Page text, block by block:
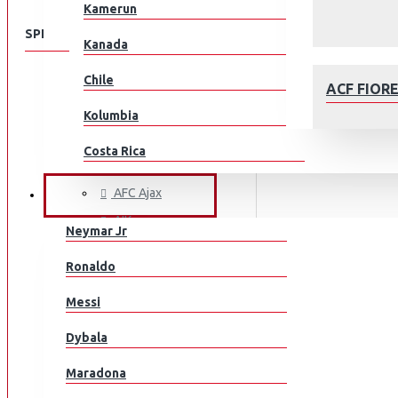
ACF
Kamerun
Kanada
Chile
Kolumbia
Costa Rica
Kroatia
Tšekki
Tanska
Egypti
EL Salvador
JALKAPALLOILIJAT
Neymar Jr
Ronaldo
Messi
Dybala
Maradona
SPEISEKARTE
KLUBEILLE
Aberdeen
ACF Fiorentina
AFC Ajax
AIK
AS Monaco
Athletic Bilbao